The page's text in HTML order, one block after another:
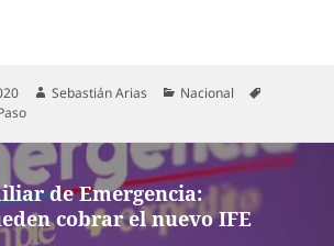
Autor
Sebastián Arias Categorías
Nacional
de Emergencia:
cobrar el nuevo IFE